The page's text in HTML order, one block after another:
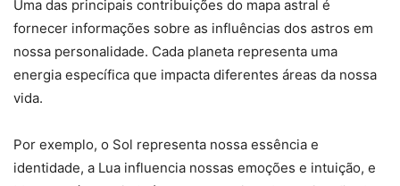
Uma das principais contribuições do mapa astral é
fornecer informações sobre as influências dos astros em
nossa personalidade. Cada planeta representa uma
energia específica que impacta diferentes áreas da nossa
vida.
Por exemplo, o Sol representa nossa essência e
identidade, a Lua influencia nossas emoções e intuição, e